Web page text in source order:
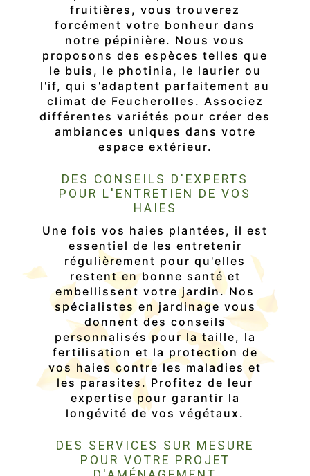
fruitières, vous trouverez
forcément votre bonheur dans
notre pépinière. Nous vous
proposons des espèces telles que
le buis, le photinia, le laurier ou
l'if, qui s'adaptent parfaitement au
climat de Feucherolles. Associez
différentes variétés pour créer des
ambiances uniques dans votre
espace extérieur.
DES CONSEILS D'EXPERTS
POUR L'ENTRETIEN DE VOS
HAIES
Une fois vos haies plantées, il est
essentiel de les entretenir
régulièrement pour qu'elles
restent en bonne santé et
embellissent votre jardin. Nos
spécialistes en jardinage vous
donnent des conseils
personnalisés pour la taille, la
fertilisation et la protection de
vos haies contre les maladies et
les parasites. Profitez de leur
expertise pour garantir la
longévité de vos végétaux.
DES SERVICES SUR MESURE
POUR VOTRE PROJET